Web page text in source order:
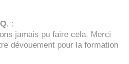
:
jamais pu faire cela. Merci
dévouement pour la formation